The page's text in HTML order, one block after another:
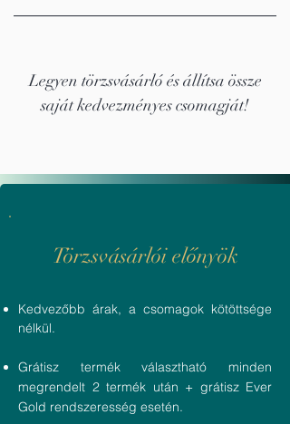
Legyen törzsvásárló és állítsa össze
saját kedvezményes csomagját!
Törzsvásárlói előnyök
Kedvezőbb árak, a csomagok kötöttsége
nélkül.
Grátisz termék választható minden
megrendelt 2 termék után + grátisz Ever
Gold rendszeresség esetén.